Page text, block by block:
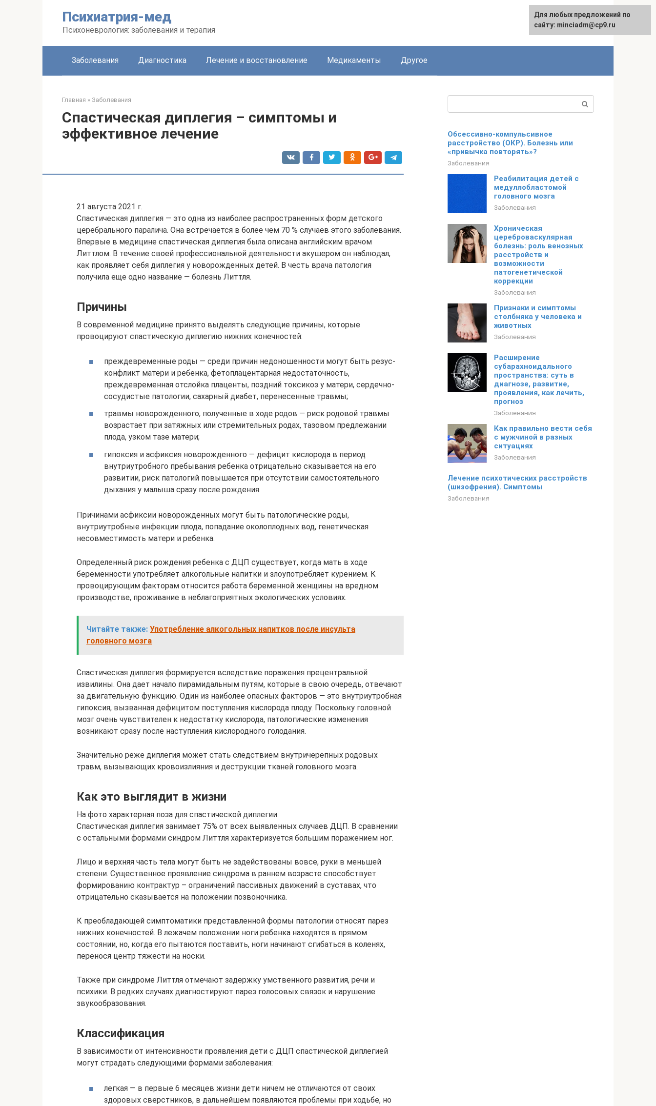
Психиатрия-мед
Психоневрология: заболевания и терапия
Заболевания Диагностика Лечение и восстановление Медикаменты Другое
Главная » Заболевания
Спастическая диплегия – симптомы и
эффективное лечение
21 августа 2021 г.
Спастическая диплегия — это одна из наиболее распространенных форм детского
церебрального паралича. Она встречается в более чем 70 % случаев этого заболевания.
Впервые в медицине спастическая диплегия была описана английским врачом
Литтлом. В течение своей профессиональной деятельности акушером он наблюдал,
как проявляет себя диплегия у новорожденных детей. В честь врача патология
получила еще одно название — болезнь Литтля.
Причины
В современной медицине принято выделять следующие причины, которые
провоцируют спастическую диплегию нижних конечностей:
преждевременные роды — среди причин недоношенности могут быть резус-
конфликт матери и ребенка, фетоплацентарная недостаточность,
преждевременная отслойка плаценты, поздний токсикоз у матери, сердечно-
сосудистые патологии, сахарный диабет, перенесенные травмы;
травмы новорожденного, полученные в ходе родов — риск родовой травмы
возрастает при затяжных или стремительных родах, тазовом предлежании
плода, узком тазе матери;
гипоксия и асфиксия новорожденного — дефицит кислорода в период
внутриутробного пребывания ребенка отрицательно сказывается на его
развитии, риск патологий повышается при отсутствии самостоятельного
дыхания у малыша сразу после рождения.
Причинами асфиксии новорожденных могут быть патологические роды,
внутриутробные инфекции плода, попадание околоплодных вод, генетическая
несовместимость матери и ребенка.
Определенный риск рождения ребенка с ДЦП существует, когда мать в ходе
беременности употребляет алкогольные напитки и злоупотребляет курением. К
провоцирующим факторам относится работа беременной женщины на вредном
производстве, проживание в неблагоприятных экологических условиях.
Читайте также: Употребление алкогольных напитков после инсульта
головного мозга
Спастическая диплегия формируется вследствие поражения прецентральной
извилины. Она дает начало пирамидальным путям, которые в свою очередь, отвечают
за двигательную функцию. Один из наиболее опасных факторов — это внутриутробная
гипоксия, вызванная дефицитом поступления кислорода плоду. Поскольку головной
мозг очень чувствителен к недостатку кислорода, патологические изменения
возникают сразу после наступления кислородного голодания.
Значительно реже диплегия может стать следствием внутричерепных родовых
травм, вызывающих кровоизлияния и деструкции тканей головного мозга.
Как это выглядит в жизни
На фото характерная поза для спастической диплегии
Спастическая диплегия занимает 75% от всех выявленных случаев ДЦП. В сравнении
с остальными формами синдром Литтля характеризуется большим поражением ног.
Лицо и верхняя часть тела могут быть не задействованы вовсе, руки в меньшей
степени. Существенное проявление синдрома в раннем возрасте способствует
формированию контрактур – ограничений пассивных движений в суставах, что
отрицательно сказывается на положении позвоночника.
К преобладающей симптоматики представленной формы патологии относят парез
нижних конечностей. В лежачем положении ноги ребенка находятся в прямом
состоянии, но, когда его пытаются поставить, ноги начинают сгибаться в коленях,
перенося центр тяжести на носки.
Также при синдроме Литтля отмечают задержку умственного развития, речи и
психики. В редких случаях диагностируют парез голосовых связок и нарушение
звукообразования.
Классификация
В зависимости от интенсивности проявления дети с ДЦП спастической диплегией
могут страдать следующими формами заболевания:
легкая — в первые 6 месяцев жизни дети ничем не отличаются от своих
здоровых сверстников, в дальнейшем появляются проблемы при ходьбе, но
Обсессивно-компульсивное
расстройство (ОКР). Болезнь или
«привычка повторять»?
Заболевания
Реабилитация детей с
медуллобластомой
головного мозга
Заболевания
Хроническая
цереброваскулярная
болезнь: роль венозных
расстройств и
возможности
патогенетической
коррекции
Заболевания
Признаки и симптомы
столбняка у человека и
животных
Заболевания
Расширение
субарахноидального
пространства: суть в
диагнозе, развитие,
проявления, как лечить,
прогноз
Заболевания
Как правильно вести себя
с мужчиной в разных
ситуациях
Заболевания
Лечение психотических расстройств
(шизофрения). Симптомы
Заболевания
Для любых предложений по
сайту: minciadm@cp9.ru